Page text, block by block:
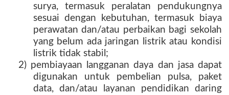
surya, termasuk peralatan pendukungnya
sesuai dengan kebutuhan, termasuk biaya
perawatan dan/atau perbaikan bagi sekolah
yang belum ada jaringan listrik atau kondisi
listrik tidak stabil;
2) pembiayaan langganan daya dan jasa dapat
digunakan untuk pembelian pulsa, paket
data, dan/atau layanan pendidikan daring